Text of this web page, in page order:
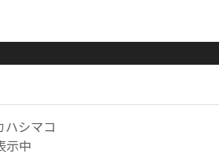
ハシマコ
示中